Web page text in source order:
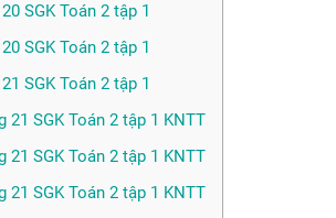
SGK Toán 2 tập 1
SGK Toán 2 tập 1
SGK Toán 2 tập 1
21 SGK Toán 2 tập 1 KNTT
21 SGK Toán 2 tập 1 KNTT
21 SGK Toán 2 tập 1 KNTT